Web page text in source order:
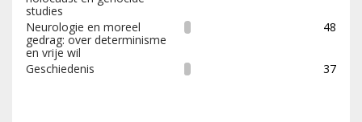
studies
Neurologie en moreel
gedrag: over determinisme
en vrije wil
48
Geschiedenis 37